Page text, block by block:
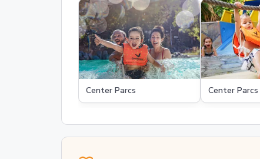
Center Parcs Center